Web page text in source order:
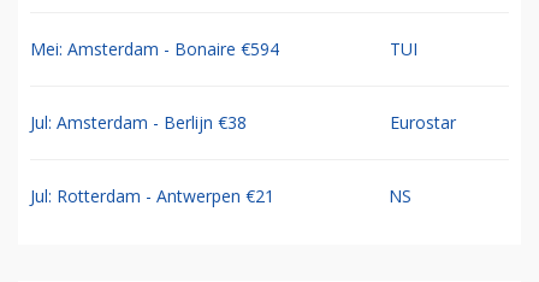
Mei: Amsterdam - Bonaire €594 TUI
Jul: Amsterdam - Berlijn €38 Eurostar
Jul: Rotterdam - Antwerpen €21 NS